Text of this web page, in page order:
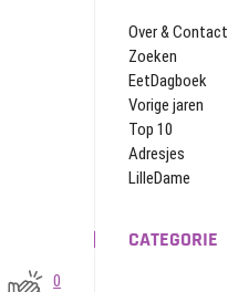
0
Over & Contact
Zoeken
EetDagboek
Vorige jaren
Top 10
Adresjes
LilleDame
CATEGORIE